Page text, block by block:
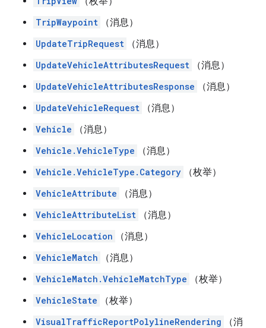
TripWaypoint
（消息）
UpdateTripRequest
（消息）
UpdateVehicleAttributesRequest
（消息）
UpdateVehicleAttributesResponse
（消息）
UpdateVehicleRequest
（消息）
Vehicle
（消息）
Vehicle.VehicleType
（消息）
Vehicle.VehicleType.Category
（枚举）
VehicleAttribute
（消息）
VehicleAttributeList
（消息）
VehicleLocation
（消息）
VehicleMatch
（消息）
VehicleMatch.VehicleMatchType
（枚举）
VehicleState
（枚举）
VisualTrafficReportPolylineRendering
（消